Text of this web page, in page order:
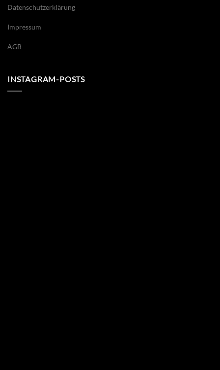
Datenschutzerklärung
Impressum
AGB
INSTAGRAM-POSTS